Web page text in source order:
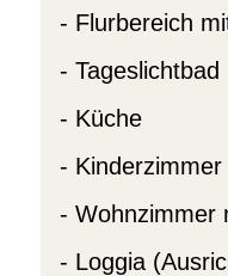
- Flurbereich
- Tageslichtbad
- Küche
- Kinderzimmer
- Wohnzimmer
- Loggia